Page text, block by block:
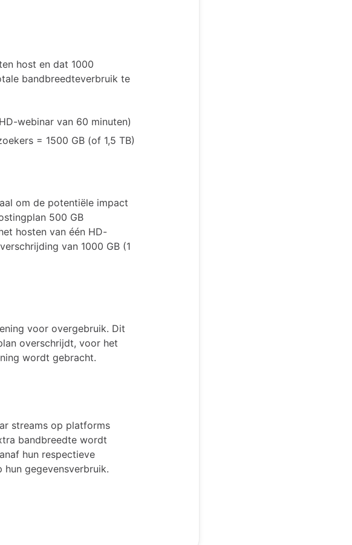
host en dat 1000
bandbreedteverbruik te
webinar van 60 minuten)
= 1500 GB (of 1,5 TB)
om de potentiële impact
500 GB
hosten van één HD-
van 1000 GB (1
voor overgebruik. Dit
overschrijdt, voor het
wordt gebracht.
streams op platforms
bandbreedte wordt
hun respectieve
gegevensverbruik.